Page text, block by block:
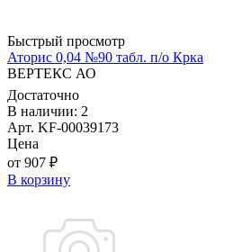
Быстрый просмотр
Аторис 0,04 №90 табл. п/о Крка
ВЕРТЕКС АО
Достаточно
В наличии: 2
Арт. KF-00039173
Цена
от 907 ₽
В корзину